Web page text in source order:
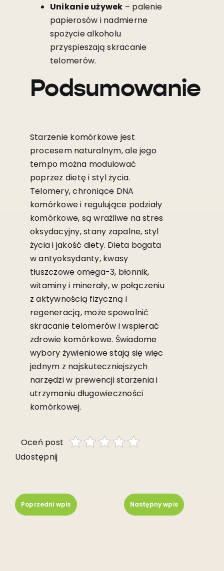
Unikanie używek – palenie
papierosów i nadmierne
spożycie alkoholu
przyspieszają skracanie
telomerów.
Podsumowanie
Starzenie komórkowe jest
procesem naturalnym, ale jego
tempo można modulować
poprzez dietę i styl życia.
Telomery, chroniące DNA
komórkowe i regulujące podziały
komórkowe, są wrażliwe na stres
oksydacyjny, stany zapalne, styl
życia i jakość diety. Dieta bogata
w antyoksydanty, kwasy
tłuszczowe omega-3, błonnik,
witaminy i minerały, w połączeniu
z aktywnością fizyczną i
regeneracją, może spowolnić
skracanie telomerów i wspierać
zdrowie komórkowe. Świadome
wybory żywieniowe stają się więc
jednym z najskuteczniejszych
narzędzi w prewencji starzenia i
utrzymaniu długowieczności
komórkowej.
Oceń post
Udostępnij
Poprzedni wpis Następny wpis